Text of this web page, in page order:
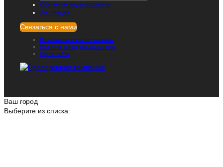
Обучение медперсонала
Логопедия
Связаться с нами
Пользовательское соглашение
Политика конфиденциальности
Карта сайта
Ваш город
Выберите из списка: